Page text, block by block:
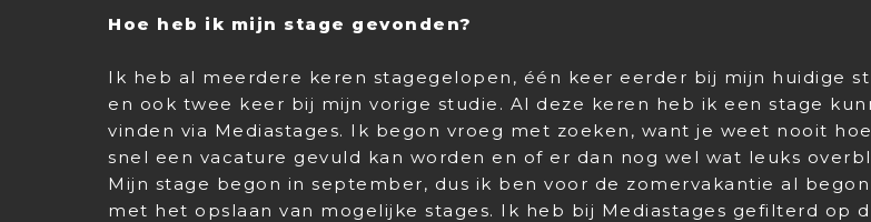
Hoe heb ik mijn stage gevonden?
Ik heb al meerdere keren stagegelopen, één keer eerder bij mijn huidige
en ook twee keer bij mijn vorige studie. Al deze keren heb ik een stage
vinden via Mediastages. Ik begon vroeg met zoeken, want je weet nooit hoe
snel een vacature gevuld kan worden en of er dan nog wel wat leuks
Mijn stage begon in september, dus ik ben voor de zomervakantie al
met het opslaan van mogelijke stages. Ik heb bij Mediastages gefilterd op